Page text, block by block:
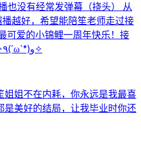
也没有经常发弹幕（挠头） 从
越好，希望能陪笙老师走过接
可爱的小锦鲤一周年快乐！接
下来的每一天也要开开心心✧٩(ˊωˋ*)و✧
姐姐不在内耗，你永远是我最喜
美好的结局，让我毕业时你还